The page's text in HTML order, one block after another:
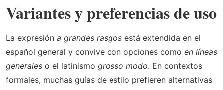
Variantes y preferencias de uso
La expresión a grandes rasgos está extendida en el
español general y convive con opciones como en líneas
generales o el latinismo grosso modo. En contextos
formales, muchas guías de estilo prefieren alternativas